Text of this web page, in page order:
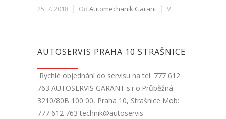
25. 7. 2018 Od Automechanik Garant V
AUTOSERVIS PRAHA 10 STRAŠNICE
Rychlé objednání do servisu na tel: 777 612
763 AUTOSERVIS GARANT s.r.o.Průběžná
3210/80B 100 00, Praha 10, Strašnice Mob:
777 612 763 technik@autoservis-